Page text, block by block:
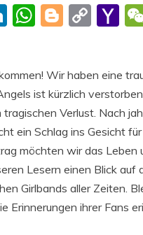
LinkedIn
Wir haben eine
ist kürzlich
Verlust. Nach
ein Schlag ins Gesicht
möchten wir das Leben
Lesern einen Blick auf
Girlbands aller Zeiten.
Erinnerungen ihrer Fans